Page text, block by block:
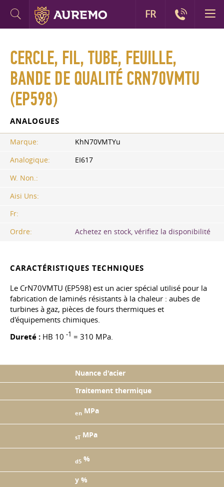
CERCLE, FIL, TUBE, FEUILLE,
BANDE DE QUALITÉ CRN70VMTU
(EP598)
ANALOGUES
Marque:
KhN70VMTYu
Analogique:
EI617
W. Non.:
Aisi Uns:
Fr:
Ordre:
Achetez en stock, vérifiez la disponibilité
CARACTÉRISTIQUES TECHNIQUES
Le CrN70VMTU (EP598) est un acier spécial utilisé pour la
fabrication de laminés résistants à la chaleur : aubes de
turbines à gaz, pièces de fours thermiques et
d'équipements chimiques.
Dureté : HB 10 -1 = 310 MPa.
Nuance d'acier
Traitement thermique
en MPa
sT MPa
d5 %
y %
FR